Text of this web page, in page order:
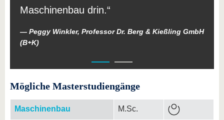
Maschinenbau drin.
Peggy Winkler, Professor Dr. Berg & Kießling GmbH
(B+K)
Mögliche Masterstudiengänge
Maschinenbau M.Sc.